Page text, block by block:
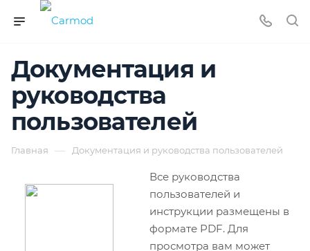
Документация и
руководства
пользователей
Главная — Документация и руководства пользователей
Все руководства
пользователей и
инструкции размещены в
формате PDF. Для
просмотра вам может